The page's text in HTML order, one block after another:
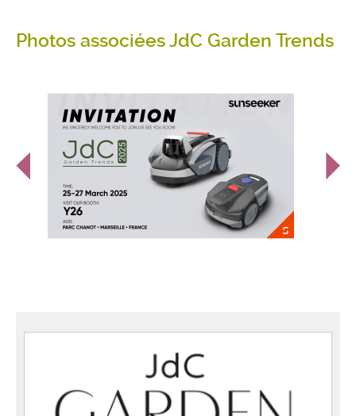
Photos associées JdC Garden Trends